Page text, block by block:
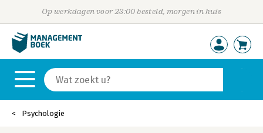
Op werkdagen voor 23:00 besteld, morgen in huis
Psychologie